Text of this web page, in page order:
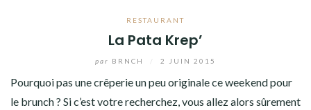
RESTAURANT
La Pata Krep’
par BRNCH 2 JUIN 2015
Pourquoi pas une crêperie un peu originale ce weekend pour
le brunch ? Si c’est votre recherchez, vous allez alors sûrement